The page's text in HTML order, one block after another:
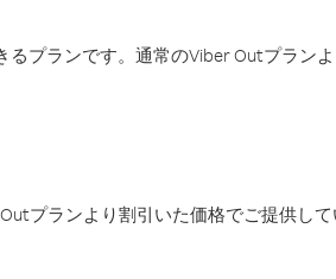
プランです。通常のViber Outプラン
プランより割引いた価格でご提供して